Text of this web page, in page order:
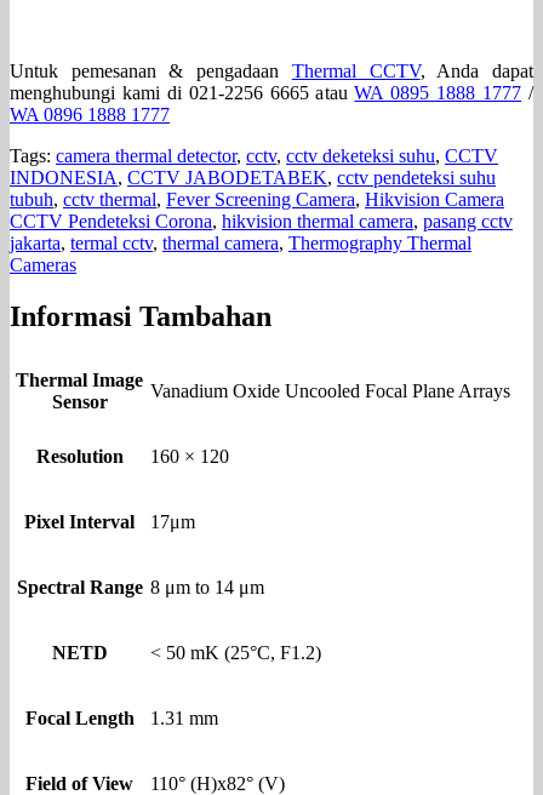
Untuk pemesanan & pengadaan Thermal CCTV, Anda dapat
menghubungi kami di 021-2256 6665 atauWA 0895 1888 1777 /
WA 0896 1888 1777
Tags: camera thermal detector, cctv, cctv deketeksi suhu, CCTV
INDONESIA, CCTV JABODETABEK, cctv pendeteksi suhu
tubuh, cctv thermal, Fever Screening Camera, Hikvision Camera
CCTV Pendeteksi Corona, hikvision thermal camera, pasang cctv
jakarta, termal cctv, thermal camera, Thermography Thermal
Cameras
Informasi Tambahan
Thermal Image
Sensor
Vanadium Oxide Uncooled Focal Plane Arrays
Resolution 160 × 120
Pixel Interval 17μm
Spectral Range 8 μm to 14 μm
NETD < 50 mK (25°C, F1.2)
Focal Length 1.31 mm
Field of View 110° (H)x82° (V)